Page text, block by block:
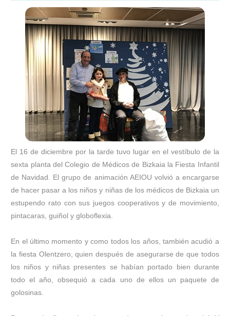
El 16 de diciembre por la tarde tuvo lugar en el vestíbulo de la
sexta planta del Colegio de Médicos de Bizkaia la Fiesta Infantil
de Navidad. El grupo de animación AEIOU volvió a encargarse
de hacer pasar a los niños y niñas de los médicos de Bizkaia un
estupendo rato con sus juegos cooperativos y de movimiento,
pintacaras, guiñol y globoflexia.
En el último momento y como todos los años, también acudió a
la fiesta Olentzero, quien después de asegurarse de que todos
los niños y niñas presentes se habían portado bien durante
todo el año, obsequió a cada uno de ellos un paquete de
golosinas.